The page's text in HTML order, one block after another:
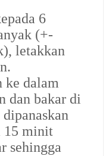
6
(+-
letakkan
ke dalam
dan bakar di
15 minit
sehingga